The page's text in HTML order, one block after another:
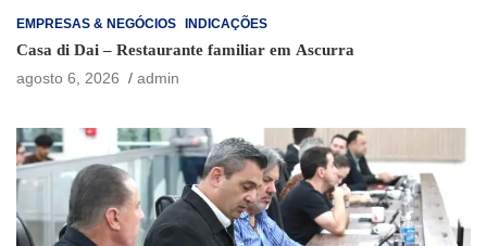
EMPRESAS & NEGÓCIOS INDICAÇÕES
Casa di Dai – Restaurante familiar em Ascurra
agosto 6, 2026
admin